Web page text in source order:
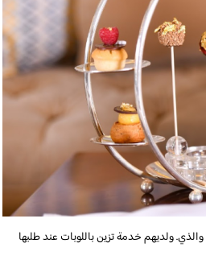
والذي. ولديهم خدمة تزين باللوبات عند طلبها